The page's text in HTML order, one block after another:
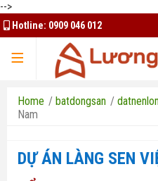
-->
Hotline: 0909 046 012
TRANG CHỦ
TQK Group
Home / batdongsan /
Nam
DỰ ÁN LÀNG SEN